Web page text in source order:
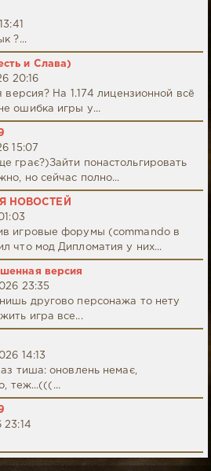
?...
и Слава)
20:16
версия? На 1.174 лицензионной всё
ошибка игры у...
15:07
грає?)Зайти понастольгировать
но сейчас полно...
НОВОСТЕЙ
игровые форумы (commando в
что мод Дипломатия у них...
версия
23:35
другово персонажа то нету
игра все...
14:13
тиша: оновлень немає,
теж...(((...
23:14